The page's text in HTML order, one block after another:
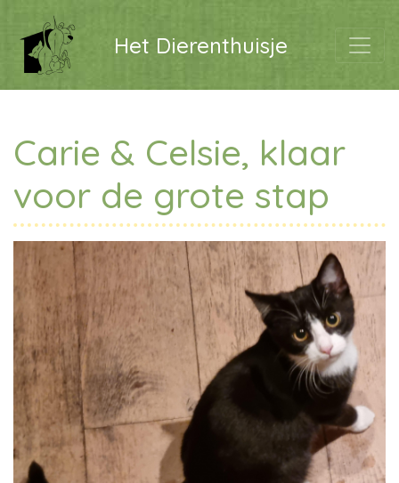
Het Dierenthuisje
Carie & Celsie, klaar
voor de grote stap